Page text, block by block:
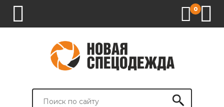
0
СПЕЦОДЕЖДА
СПЕЦОБУВЬ
СРЕДСТВА
ВСПОМОГАТЕЛЬНЫЕ
БРЕНДИРОВАНИЕ